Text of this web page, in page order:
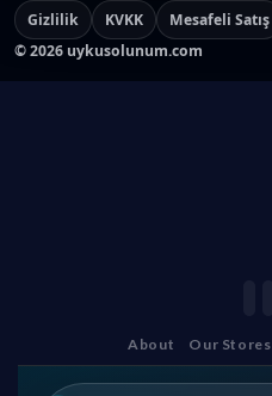
Gizlilik KVKK Mesafeli Satış
©2026 uykusolunum.com
About Our Stores